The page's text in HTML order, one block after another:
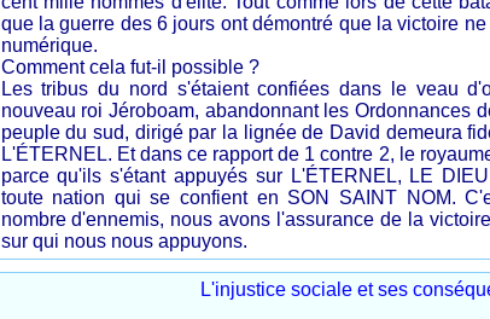
que la guerre des 6 jours ont démontré que la victoire
numérique.
Comment cela fut-il possible ?
Les tribus du nord s'étaient confiées dans le veau
nouveau roi Jéroboam, abandonnant les Ordonnances
peuple du sud, dirigé par la lignée de David demeura
L'ÉTERNEL. Et dans ce rapport de 1 contre 2, le
parce qu'ils s'étant appuyés sur L'ÉTERNEL, LE
toute nation qui se confient en SON SAINT NOM.
nombre d'ennemis, nous avons l'assurance de la
sur qui nous nous appuyons.
L'injustice sociale et ses